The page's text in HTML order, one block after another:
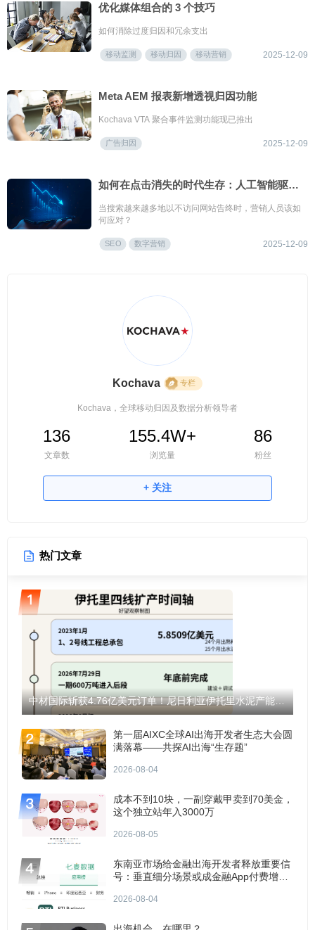
优化媒体组合的 3 个技巧
如何消除过度归因和冗余支出
移动监测 移动归因 移动营销 2025-12-09
Meta AEM 报表新增透视归因功能
Kochava VTA 聚合事件监测功能现已推出
广告归因 2025-12-09
如何在点击消失的时代生存：人工智能驱动搜索时代的营销
当搜索越来越多地以不访问网站告终时，营销人员该如
何应对？
SEO 数字营销 2025-12-09
Kochava 专栏
Kochava，全球移动归因及数据分析领导者
136
文章数
155.4W+
浏览量
86
粉丝
+ 关注
热门文章
中材国际斩获4.76亿美元订单！尼日利亚伊托里水泥产能将翻倍至1200万吨！
第一届AIXC全球AI出海开发者生态大会圆
满落幕——共探AI出海“生存题”
2026-08-04
成本不到10块，一副穿戴甲卖到70美金，
这个独立站年入3000万
2026-08-05
东南亚市场给金融出海开发者释放重要信
号：垂直细分场景或成金融App付费增长
2026-08-04